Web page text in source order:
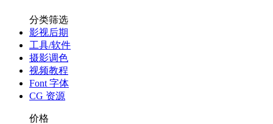
分类筛选
影视后期
工具/软件
摄影调色
视频教程
Font 字体
CG 资源
价格